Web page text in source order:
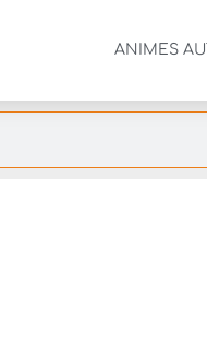
ANIMES